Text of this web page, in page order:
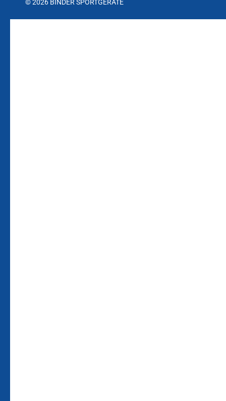
© 2026 BINDER SPORTGERÄTE